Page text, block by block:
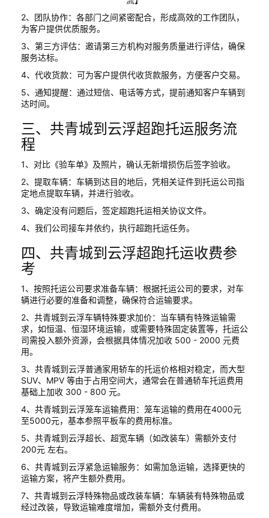
2、团队协作：各部门之间紧密配合，形成高效的工作团队，
为客户提供优质服务。
3、第三方评估：邀请第三方机构对服务质量进行评估，确保
服务达标。
4、代收货款：可为客户提供代收货款服务，方便客户交易。
5、通知提醒：通过短信、电话等方式，提前通知客户车辆到
达时间。
三、共青城到云浮超跑托运服务流
程
1、对比《验车单》及照片，确认无新增损伤后签字验收。
2、提取车辆：车辆到达目的地后，凭相关证件到托运公司指
定地点提取车辆，并进行验收。
3、确定没有问题后，签定超跑托运相关协议文件。
4、我们公司接车并依约，执行超跑托运任务。
四、共青城到云浮超跑托运收费参
考
1、按照托运公司要求准备车辆：根据托运公司的要求，对车
辆进行必要的准备和调整，确保符合运输要求。
2、共青城到云浮车辆特殊要求加价：当车辆有特殊运输需
求，如恒温、恒湿环境运输，或需要特殊固定装置等，托运公
司需投入额外资源，会根据具体情况加收 500 - 2000 元费
用。
3、共青城到云浮普通家用轿车的托运价格相对稳定，而大型
SUV、MPV 等由于占用空间大，通常会在普通轿车托运费用
基础上加收 300 - 800 元。
4、共青城到云浮笼车运输费用：笼车运输的费用在4000元
至5000元，基本参照平板车的费用标准。
5、共青城到云浮超长、超宽车辆（如改装车）需额外支付
200元 左右。
6、共青城到云浮紧急运输服务：如需加急运输，选择更快的
运输方案，将产生额外费用。
7、共青城到云浮特殊物品或改装车辆：车辆装有特殊物品或
经过改装，导致运输难度增加，需额外支付费用。